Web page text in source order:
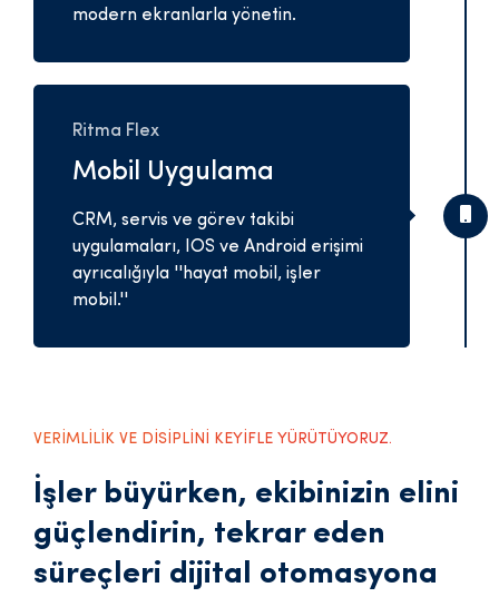
modern ekranlarla yönetin.
Ritma Flex
Mobil Uygulama
CRM, servis ve görev takibi
uygulamaları, IOS ve Android erişimi
ayrıcalığıyla ''hayat mobil, işler
mobil.''
VERİMLİLİK VE DİSİPLİNİ KEYİFLE YÜRÜTÜYORUZ.
İşler büyürken, ekibinizin elini
güçlendirin, tekrar eden
süreçleri dijital otomasyona